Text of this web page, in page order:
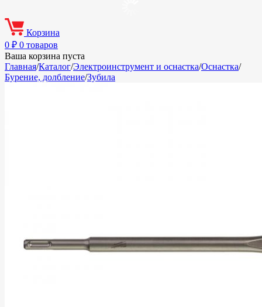
Корзина
0 ₽ 0 товаров
Ваша корзина пуста
Главная/Каталог/Электроинструмент и оснастка/Оснастка/
Бурение, долбление/Зубила